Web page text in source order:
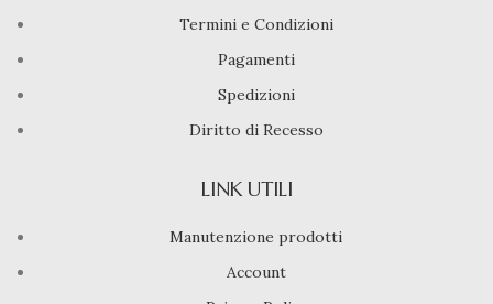
Termini e Condizioni
Pagamenti
Spedizioni
Diritto di Recesso
LINK UTILI
Manutenzione prodotti
Account